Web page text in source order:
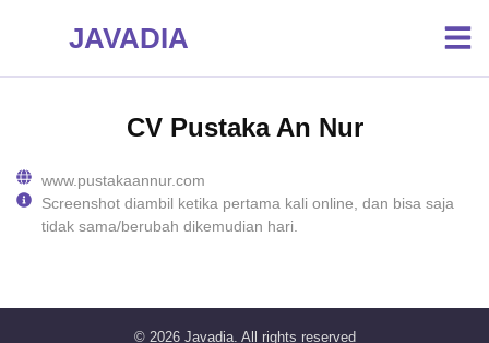
JAVADIA
CV Pustaka An Nur
www.pustakaannur.com
Screenshot diambil ketika pertama kali online, dan bisa saja
tidak sama/berubah dikemudian hari.
© 2026 Javadia. All rights reserved